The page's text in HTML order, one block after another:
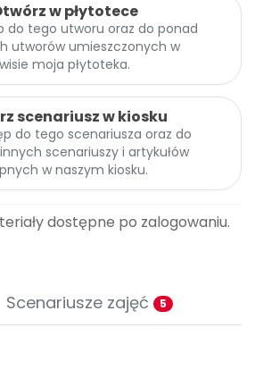
w płytotece
do tego utworu oraz do ponad
utworów umieszczonych w
moja płytoteka.
scenariusz w kiosku
do tego scenariusza oraz do
scenariuszy i artykułów
w naszym kiosku.
dostępne po zalogowaniu.
Scenariusze zajęć 5